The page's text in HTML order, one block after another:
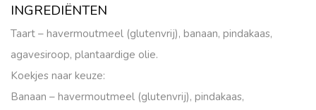
INGREDIËNTEN
Taart – havermoutmeel (glutenvrij), banaan, pindakaas,
agavesiroop, plantaardige olie.
Koekjes naar keuze:
Banaan – havermoutmeel (glutenvrij), pindakaas,